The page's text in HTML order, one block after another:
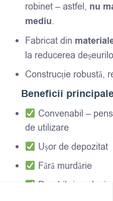
robinet – astfel, nu
mediu.
Fabricat din
la reducerea
Construcție robustă,
Beneficii
Convenabil –
de utilizare
Ușor de depozitat
Fără murdărie
Durabil și ecologic